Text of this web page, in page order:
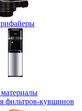
фильтров-кувшинов